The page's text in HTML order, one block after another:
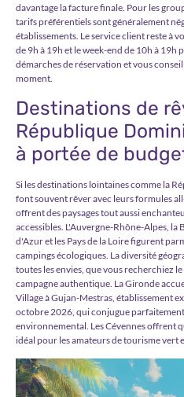
davantage la facture finale. Pour les
tarifs préférentiels sont généralement
établissements. Le service client reste à
de 9h à 19h et le week-end de 10h à 19h
démarches de réservation et vous
moment.
Destinations de
République
à portée de
Si les destinations lointaines comme la
font souvent rêver avec leurs formules
offrent des paysages tout aussi
accessibles. L'Auvergne-Rhône-Alpes,
d'Azur et les Pays de la Loire figurent
campings écologiques. La diversité
toutes les envies, que vous recherchiez
campagne authentique. La Gironde
Village à Gujan-Mestras, établissement
octobre 2026, qui conjugue
environnemental. Les Cévennes offrent
idéal pour les amateurs de tourisme vert